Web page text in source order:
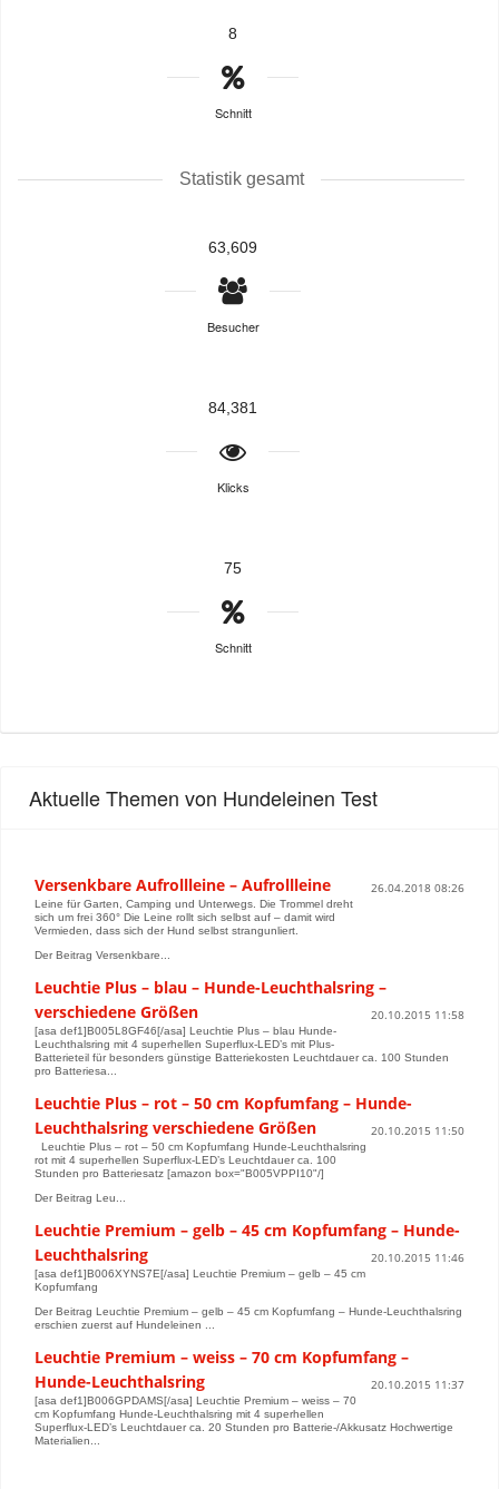
8
Schnitt
Statistik gesamt
63,609
Besucher
84,381
Klicks
75
Schnitt
Aktuelle Themen von Hundeleinen Test
Versenkbare Aufrollleine – Aufrollleine 26.04.2018 08:26
Leine für Garten, Camping und Unterwegs. Die Trommel dreht
sich um frei 360° Die Leine rollt sich selbst auf – damit wird
Vermieden, dass sich der Hund selbst strangunliert.
Der Beitrag Versenkbare...
Leuchtie Plus – blau – Hunde-Leuchthalsring –
verschiedene Größen
20.10.2015 11:58
[asa def1]B005L8GF46[/asa] Leuchtie Plus – blau Hunde-
Leuchthalsring mit 4 superhellen Superflux-LED’s mit Plus-
Batterieteil für besonders günstige Batteriekosten Leuchtdauer ca. 100 Stunden
pro Batteriesa...
Leuchtie Plus – rot – 50 cm Kopfumfang – Hunde-
Leuchthalsring verschiedene Größen
20.10.2015 11:50
Leuchtie Plus – rot – 50 cm Kopfumfang Hunde-Leuchthalsring
rot mit 4 superhellen Superflux-LED’s Leuchtdauer ca. 100
Stunden pro Batteriesatz [amazon box="B005VPPI10"/]
Der Beitrag Leu...
Leuchtie Premium – gelb – 45 cm Kopfumfang – Hunde-
Leuchthalsring
20.10.2015 11:46
[asa def1]B006XYNS7E[/asa] Leuchtie Premium – gelb – 45 cm
Kopfumfang
Der Beitrag Leuchtie Premium – gelb – 45 cm Kopfumfang – Hunde-Leuchthalsring
erschien zuerst auf Hundeleinen ...
Leuchtie Premium – weiss – 70 cm Kopfumfang –
Hunde-Leuchthalsring
20.10.2015 11:37
[asa def1]B006GPDAMS[/asa] Leuchtie Premium – weiss – 70
cm Kopfumfang Hunde-Leuchthalsring mit 4 superhellen
Superflux-LED’s Leuchtdauer ca. 20 Stunden pro Batterie-/Akkusatz Hochwertige
Materialien...